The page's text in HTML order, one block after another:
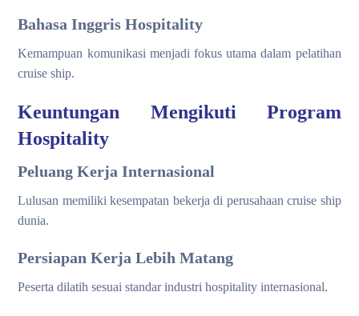
Bahasa Inggris Hospitality
Kemampuan komunikasi menjadi fokus utama dalam pelatihan
cruise ship.
Keuntungan Mengikuti Program
Hospitality
Peluang Kerja Internasional
Lulusan memiliki kesempatan bekerja di perusahaan cruise ship
dunia.
Persiapan Kerja Lebih Matang
Peserta dilatih sesuai standar industri hospitality internasional.